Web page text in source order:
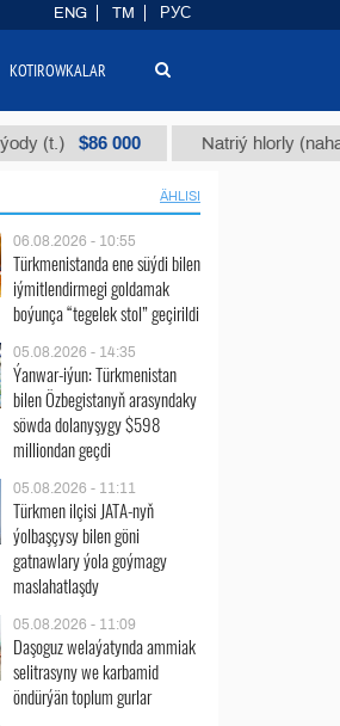
$86 000 Natriý hlorly (nahar
ÄHLISI
06.08.2026 - 10:55
Türkmenistanda ene süýdi bilen
iýmitlendirmegi goldamak
boýunça “tegelek stol” geçirildi
05.08.2026 - 14:35
Ýanwar-iýun: Türkmenistan
bilen Özbegistanyň arasyndaky
söwda dolanyşygy $598
milliondan geçdi
05.08.2026 - 11:11
Türkmen ilçisi JATA-nyň
ýolbaşçysy bilen göni
gatnawlary ýola goýmagy
maslahatlaşdy
05.08.2026 - 11:09
Daşoguz welaýatynda ammiak
selitrasyny we karbamid
öndürýän toplum gurlar
ENG TM РУС
KOTIROWKALAR